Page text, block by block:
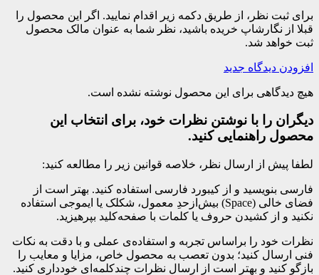
برای ثبت نظر، از طریق دکمه زیر اقدام نمایید. اگر این محصول را
قبلا از نگارشاپ خریده باشید، نظر شما به عنوان مالک محصول
ثبت خواهد شد.
افزودن دیدگاه جدید
هیچ دیدگاهی برای این محصول نوشته نشده است.
دیگران را با نوشتن نظرات خود، برای انتخاب این
محصول راهنمایی کنید.
لطفا پیش از ارسال نظر، خلاصه قوانین زیر را مطالعه کنید:
فارسی بنویسید و از کیبورد فارسی استفاده کنید. بهتر است از
فضای خالی (Space) بیش‌از‌حدِ معمول، شکلک یا ایموجی استفاده
نکنید و از کشیدن حروف یا کلمات با صفحه‌کلید بپرهیزید.
نظرات خود را براساس تجربه و استفاده‌ی عملی و با دقت به نکات
فنی ارسال کنید؛ بدون تعصب به محصول خاص، مزایا و معایب را
بازگو کنید و بهتر است از ارسال نظرات چندکلمه‌‌ای خودداری کنید.